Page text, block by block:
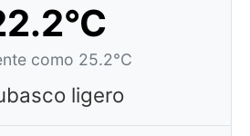
como 25.2°C
ligero